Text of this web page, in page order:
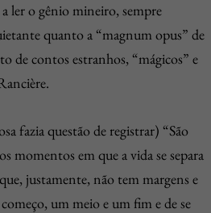
ler o gênio mineiro, sempre
quanto a “magnum opus” de
de contos estranhos, “mágicos” e
fazia questão de registrar) “São
momentos em que a vida se separa
justamente, não tem margens e
um meio e um fim e de se